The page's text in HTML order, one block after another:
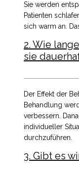
Sie werden
Patienten
sich warm an.
2. Wie
sie
Der Effekt der
Behandlung
verbessern.
individueller
durchzuführen.
3. Gibt es